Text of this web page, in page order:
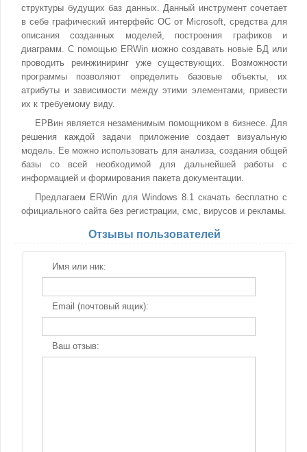
структуры будущих баз данных. Данный инструмент сочетает
в себе графический интерфейс ОС от Microsoft, средства для
описания созданных моделей, построения графиков и
диаграмм. С помощью ERWin можно создавать новые БД или
проводить реинжиниринг уже существующих. Возможности
программы позволяют определить базовые объекты, их
атрибуты и зависимости между этими элементами, привести
их к требуемому виду.
ЕРВин является незаменимым помощником в бизнесе. Для
решения каждой задачи приложение создает визуальную
модель. Ее можно использовать для анализа, создания общей
базы со всей необходимой для дальнейшей работы с
информацией и формирования пакета документации.
Предлагаем ERWin для Windows 8.1 скачать бесплатно с
официального сайта без регистрации, смс, вирусов и рекламы.
Отзывы пользователей
Имя или ник:
Email (почтовый ящик):
Ваш отзыв: